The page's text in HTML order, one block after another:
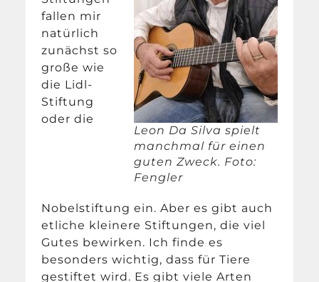
Leon Da Silva spielt
manchmal für einen
guten Zweck. Foto:
Fengler
fallen mir
natürlich
zunächst so
große wie
die Lidl-
Stiftung
oder die
Nobelstiftung ein. Aber es gibt auch
etliche kleinere Stiftungen, die viel
Gutes bewirken. Ich finde es
besonders wichtig, dass für Tiere
gestiftet wird. Es gibt viele Arten